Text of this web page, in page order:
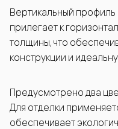
Вертикальный профиль
прилегает к
толщины, что
конструкции и
Предусмотрено два
Для отделки
обеспечивает